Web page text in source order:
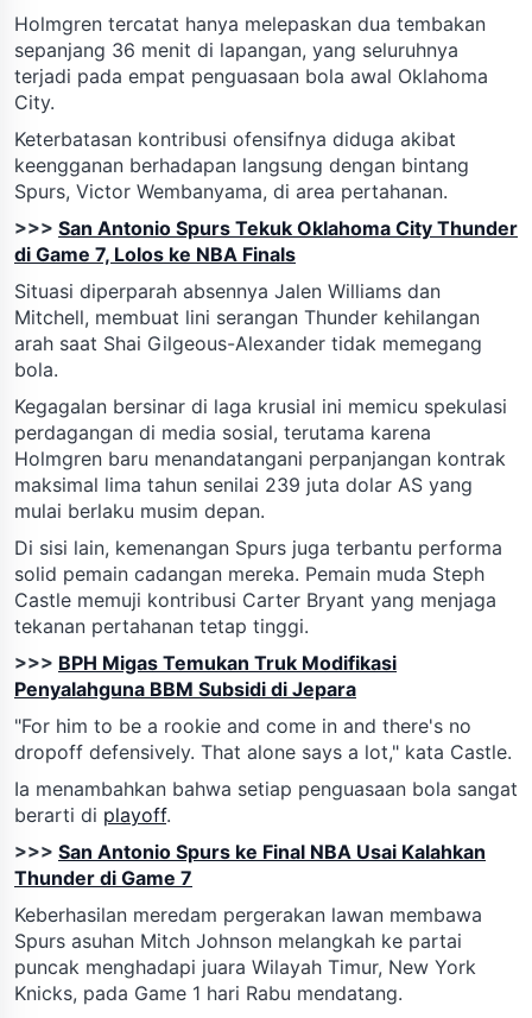
Holmgren tercatat hanya melepaskan dua tembakan
sepanjang 36 menit di lapangan, yang seluruhnya
terjadi pada empat penguasaan bola awal Oklahoma
City.
Keterbatasan kontribusi ofensifnya diduga akibat
keengganan berhadapan langsung dengan bintang
Spurs, Victor Wembanyama, di area pertahanan.
>>> San Antonio Spurs Tekuk Oklahoma City Thunder
di Game 7, Lolos ke NBA Finals
Situasi diperparah absennya Jalen Williams dan
Mitchell, membuat lini serangan Thunder kehilangan
arah saat Shai Gilgeous-Alexander tidak memegang
bola.
Kegagalan bersinar di laga krusial ini memicu spekulasi
perdagangan di media sosial, terutama karena
Holmgren baru menandatangani perpanjangan kontrak
maksimal lima tahun senilai 239 juta dolar AS yang
mulai berlaku musim depan.
Di sisi lain, kemenangan Spurs juga terbantu performa
solid pemain cadangan mereka. Pemain muda Steph
Castle memuji kontribusi Carter Bryant yang menjaga
tekanan pertahanan tetap tinggi.
>>> BPH Migas Temukan Truk Modifikasi
Penyalahguna BBM Subsidi di Jepara
"For him to be a rookie and come in and there's no
dropoff defensively. That alone says a lot," kata Castle.
Ia menambahkan bahwa setiap penguasaan bola sangat
berarti di playoff.
>>> San Antonio Spurs ke Final NBA Usai Kalahkan
Thunder di Game 7
Keberhasilan meredam pergerakan lawan membawa
Spurs asuhan Mitch Johnson melangkah ke partai
puncak menghadapi juara Wilayah Timur, New York
Knicks, pada Game 1 hari Rabu mendatang.